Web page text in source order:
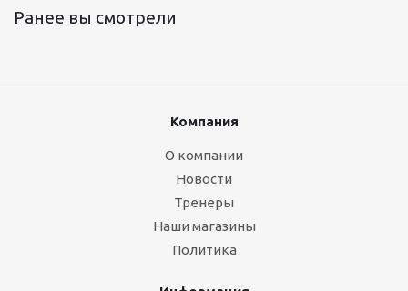
Ранее вы смотрели
Компания
О компании
Новости
Тренеры
Наши магазины
Политика